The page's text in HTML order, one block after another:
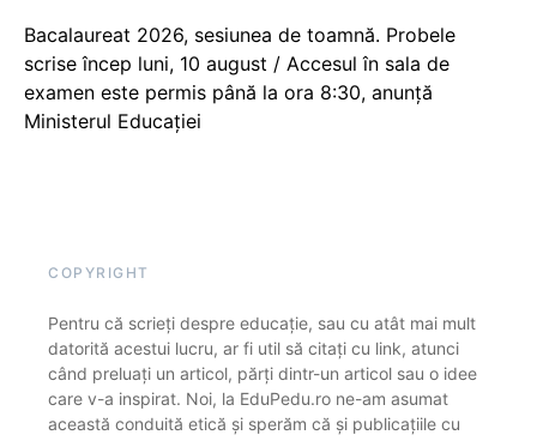
Bacalaureat 2026, sesiunea de toamnă. Probele
scrise încep luni, 10 august / Accesul în sala de
examen este permis până la ora 8:30, anunță
Ministerul Educației
COPYRIGHT
Pentru că scrieți despre educație, sau cu atât mai mult
datorită acestui lucru, ar fi util să citați cu link, atunci
când preluați un articol, părți dintr-un articol sau o idee
care v-a inspirat. Noi, la EduPedu.ro ne-am asumat
această conduită etică și sperăm că și publicațiile cu